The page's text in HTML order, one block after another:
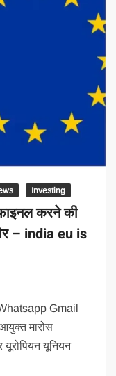
Investing
करने की
– india eu is
Gmail
मारोस
यूनियन